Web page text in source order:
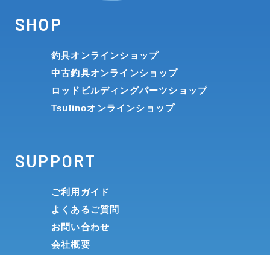
SHOP
釣具オンラインショップ
中古釣具オンラインショップ
ロッドビルディングパーツショップ
Tsulinoオンラインショップ
SUPPORT
ご利用ガイド
よくあるご質問
お問い合わせ
会社概要